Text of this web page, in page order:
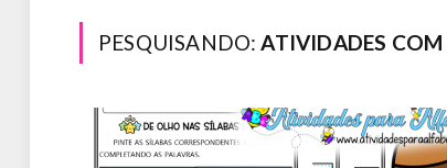
PESQUISANDO:ATIVIDADES COM